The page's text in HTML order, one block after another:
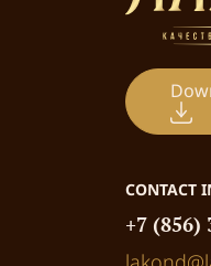
CONTACT
+7 (856)